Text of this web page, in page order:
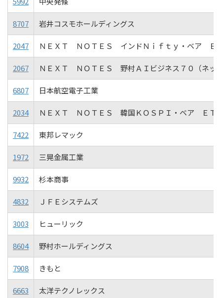
8707 岩井コスモホールディングス
2047 ＮＥＸＴ ＮＯＴＥＳ インドＮｉｆｔｙ・ベア Ｅ
2067 ＮＥＸＴ ＮＯＴＥＳ 野村ＡＩビジネス７０（ネッ
6807 日本航空電子工業
2034 ＮＥＸＴ ＮＯＴＥＳ 韓国ＫＯＳＰＩ・ベア ＥＴ
7422 東邦レマック
1972 三晃金属工業
9932 杉本商事
4832 ＪＦＥシステムズ
3003 ヒューリック
8604 野村ホールディングス
7908 きもと
6663 太洋テクノレックス